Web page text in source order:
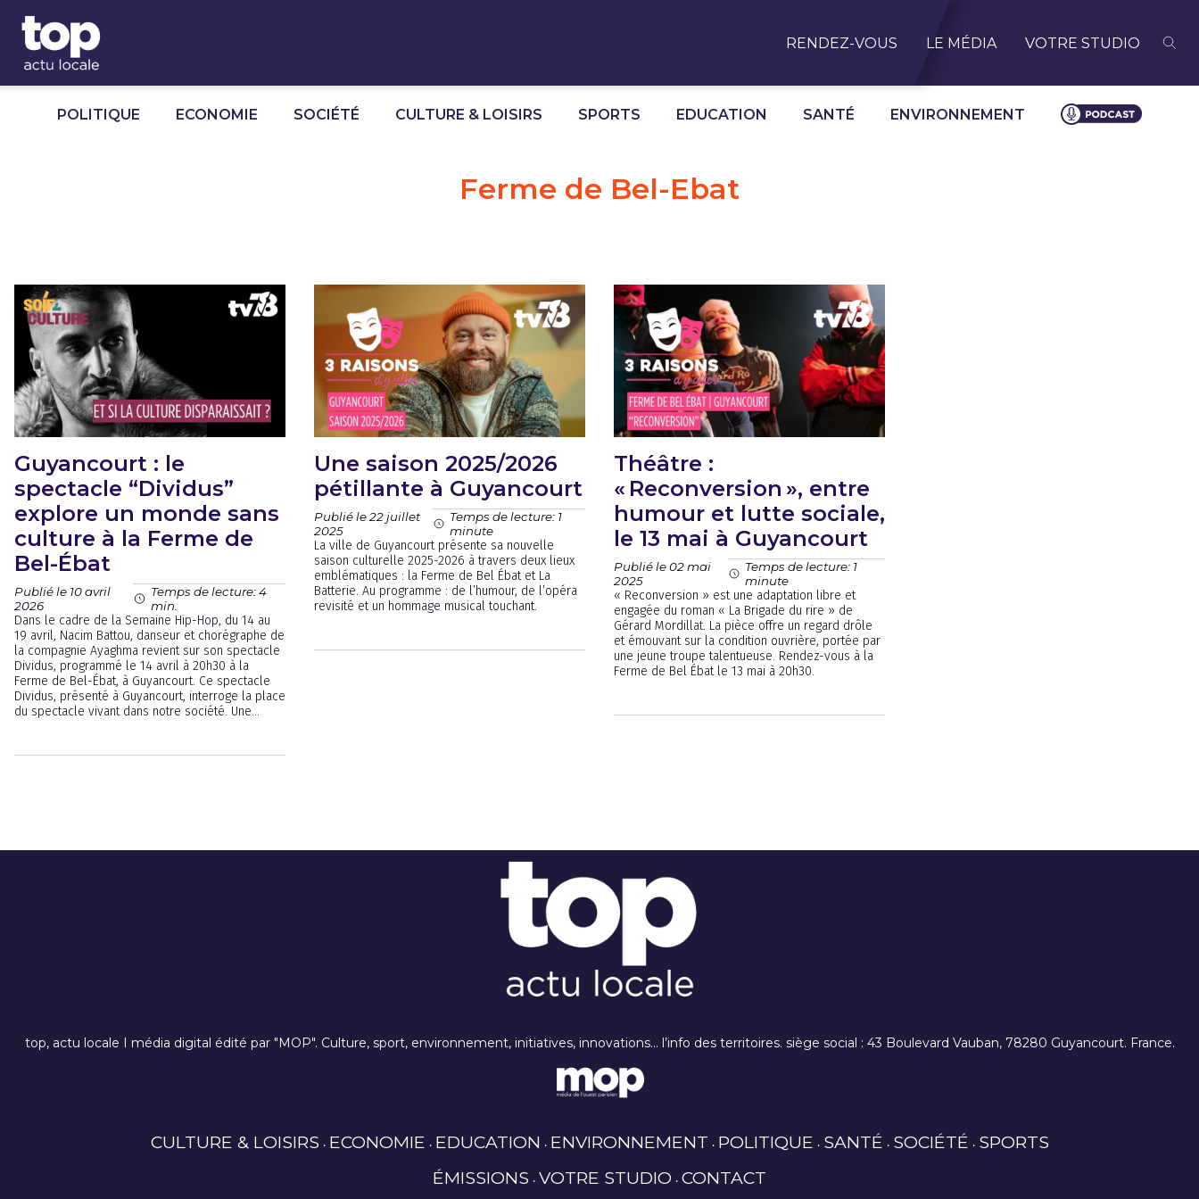
RENDEZ-VOUS LE MÉDIA VOTRE STUDIO
POLITIQUE ECONOMIE SOCIÉTÉ CULTURE & LOISIRS SPORTS EDUCATION SANTÉ ENVIRONNEMENT
Ferme de Bel-Ebat
Guyancourt : le
spectacle “Dividus”
explore un monde sans
culture à la Ferme de
Bel-Ébat
Publié le 10 avril
2026
Temps de lecture: 4
min.
Dans le cadre de la Semaine Hip-Hop, du 14 au
19 avril, Nacim Battou, danseur et chorégraphe de
la compagnie Ayaghma revient sur son spectacle
Dividus, programmé le 14 avril à 20h30 à la
Ferme de Bel-Ébat, à Guyancourt. Ce spectacle
Dividus, présenté à Guyancourt, interroge la place
du spectacle vivant dans notre société. Une...
Une saison 2025/2026
pétillante à Guyancourt
Publié le 22 juillet
2025
Temps de lecture: 1
minute
La ville de Guyancourt présente sa nouvelle
saison culturelle 2025-2026 à travers deux lieux
emblématiques : la Ferme de Bel Ébat et La
Batterie. Au programme : de l’humour, de l’opéra
revisité et un hommage musical touchant.
Théâtre :
« Reconversion », entre
humour et lutte sociale,
le 13 mai à Guyancourt
Publié le 02 mai
2025
Temps de lecture: 1
minute
« Reconversion » est une adaptation libre et
engagée du roman « La Brigade du rire » de
Gérard Mordillat. La pièce offre un regard drôle
et émouvant sur la condition ouvrière, portée par
une jeune troupe talentueuse. Rendez-vous à la
Ferme de Bel Ébat le 13 mai à 20h30.
top, actu locale I média digital édité par "MOP". Culture, sport, environnement, initiatives, innovations… l’info des territoires. siège social : 43 Boulevard Vauban, 78280 Guyancourt. France.
CULTURE & LOISIRS ECONOMIE EDUCATION ENVIRONNEMENT POLITIQUE SANTÉ SOCIÉTÉ SPORTS
ÉMISSIONS VOTRE STUDIO CONTACT